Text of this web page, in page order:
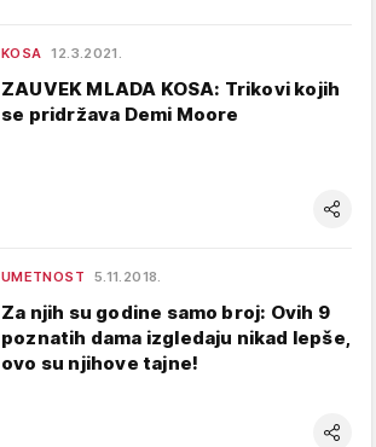
KOSA 12.3.2021.
ZAUVEK MLADA KOSA: Trikovi kojih
se pridržava Demi Moore
UMETNOST 5.11.2018.
Za njih su godine samo broj: Ovih 9
poznatih dama izgledaju nikad lepše,
ovo su njihove tajne!